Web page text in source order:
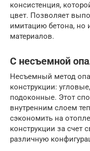
консистенция,
цвет. Позволяет
имитацию бетона, но
материалов.
С несъемной
Несъемный метод
конструкции:
подоконные. Этот
внутренним слоем
сэкономить на
конструкции за счет
различную